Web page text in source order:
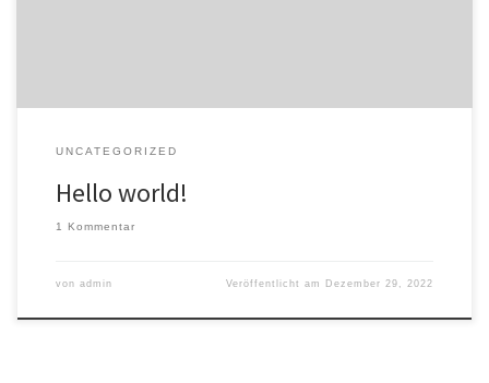
UNCATEGORIZED
Hello world!
1 Kommentar
von admin Veröffentlicht am Dezember 29, 2022